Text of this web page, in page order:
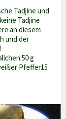
Tadjine und
Tadjine
an diesem
und der
g
Pfeffer15